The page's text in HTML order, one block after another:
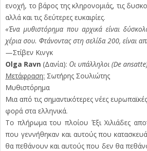
ενοχή, το βάρος της κληρονομιάς, τις
αλλά και τις δεύτερες ευκαιρίες.
«Ένα μυθιστόρημα που αρχικά είναι
χέρια σου. Φτάνοντας στη σελίδα 200, είναι
—Στίβεν Κινγκ
Olga Ravn (Δανία): Οι υπάλληλοι (De
Μετάφραση: Σωτήρης Σουλιώτης
Μυθιστόρημα
Μια από τις σημαντικότερες νέες
φορά στα ελληνικά.
Το πλήρωμα του πλοίου Έξι Χιλιάδες
που γεννήθηκαν και αυτούς που
θα πεθάνουν και αυτούς που δεν θα